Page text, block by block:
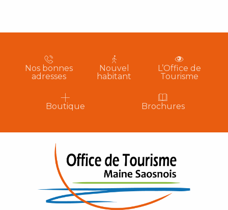
Nos bonnes
adresses
Nouvel
habitant
L’Office de
Tourisme
Boutique Brochures